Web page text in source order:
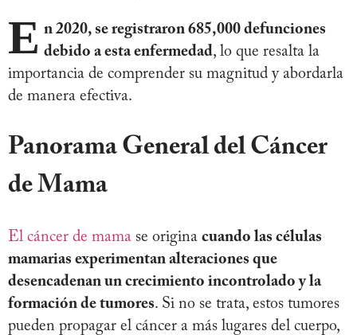
E n 2020, se registraron 685,000 defunciones
debido a esta enfermedad, lo que resalta la
importancia de comprender su magnitud y abordarla
de manera efectiva.
Panorama General del Cáncer
de Mama
El cáncer de mama se origina cuando las células
mamarias experimentan alteraciones que
desencadenan un crecimiento incontrolado y la
formación de tumores. Si no se trata, estos tumores
pueden propagar el cáncer a más lugares del cuerpo,